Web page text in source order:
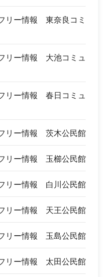
リー情報 東奈良コミ
リー情報 大池コミュ
リー情報 春日コミュ
リー情報 茨木公民館
リー情報 玉櫛公民館
リー情報 白川公民館
リー情報 天王公民館
リー情報 玉島公民館
リー情報 太田公民館